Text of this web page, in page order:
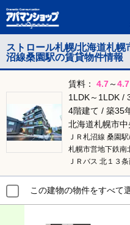
ストロール札幌/北海道札幌
沼線桑園駅の賃貸物件情報
賃料： 4.7～4.7
1LDK～1LDK /
4階建て / 築35
北海道札幌市
ＪＲ札沼線 桑園
札幌市営地下鉄南
ＪＲバス 北１３
この建物の物件をすべて